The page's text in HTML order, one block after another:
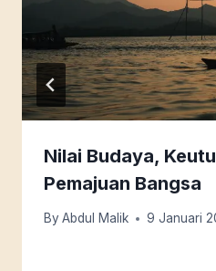
Nilai Budaya,
Pemajuan Bangsa
By Abdul Malik 9 Januari